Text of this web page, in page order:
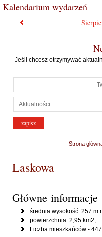
Kalendarium wydarzeń
Jeśli chcesz otrzymywać
Strona
Laskowa
Główne informacje
średnia wysokość. 257 m
powierzchnia. 2,95 km2,
Liczba mieszkańców - 447